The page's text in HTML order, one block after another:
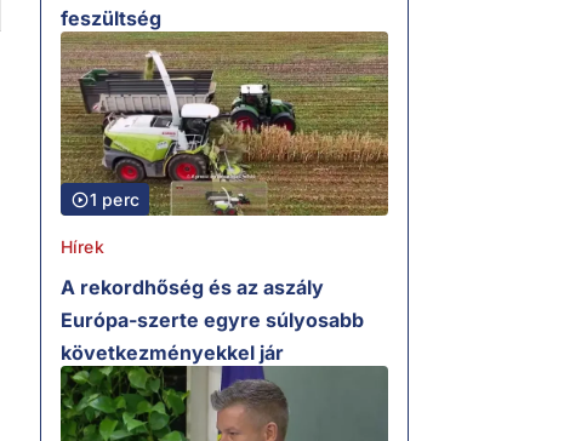
feszültség
1 perc
Hírek
A rekordhőség és az aszály
Európa-szerte egyre súlyosabb
következményekkel jár